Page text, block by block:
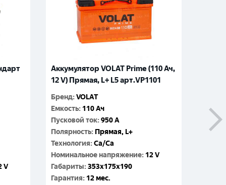
V
Аккумулятор VOLAT Prime (110 Ач,
12 V) Прямая, L+ L5 арт.VP1101
Бренд:VOLAT
Емкость: 110 Ач
Пусковой ток:950 A
Полярность: Прямая, L+
Технология:Ca/Ca
Номинальное напряжение: 12 V
Габариты:353x175x190
Гарантия: 12 мес.